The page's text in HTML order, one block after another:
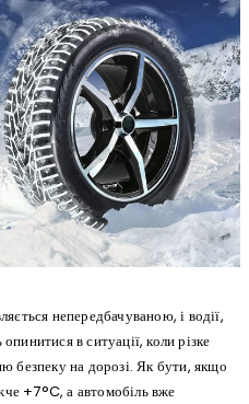
непередбачуваною, і водії,
в ситуації, коли різке
безпеку на дорозі. Як бути, якщо
+7°C, а автомобіль вже